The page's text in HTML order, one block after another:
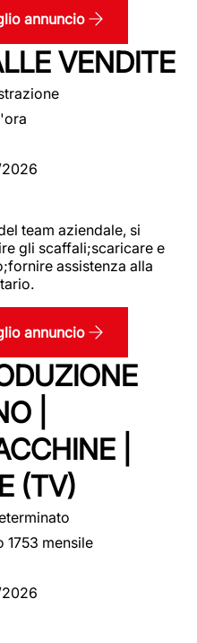
annuncio
VENDITE
team aziendale, si
gli scaffali;scaricare e
assistenza alla
annuncio
|
|
(TV)
1753 mensile